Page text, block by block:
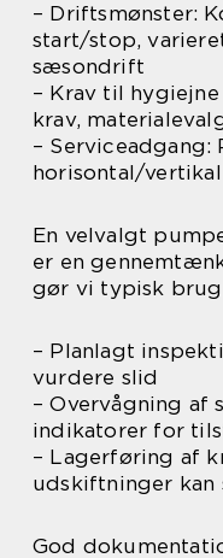
– Driftsmønster:
start/stop,
sæsondrift
– Krav til
krav,
–
horisontal/
En velvalgt
er en
gør vi typisk brug
– Planlagt
vurdere slid
– Overvågning
indikatorer for
– Lagerføring af
udskiftninger
God